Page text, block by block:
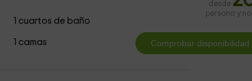
1 cuartos de baño
1 camas
desde
persona y